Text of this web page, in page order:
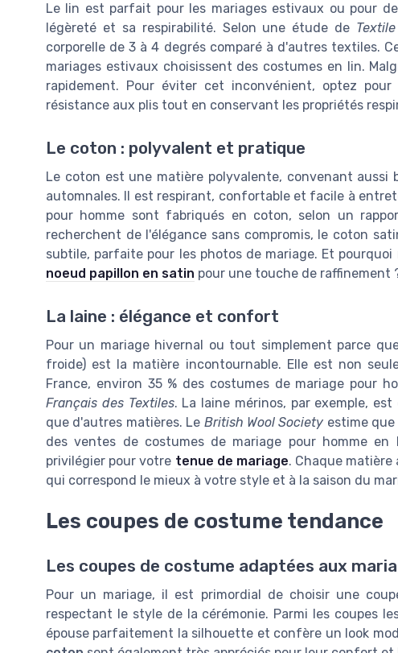
Le lin est parfait pour les mariages estivaux ou pour
légèreté et sa respirabilité. Selon une étude de
corporelle de 3 à 4 degrés comparé à d'autres textiles.
mariages estivaux choisissent des costumes en lin.
rapidement. Pour éviter cet inconvénient, optez
résistance aux plis tout en conservant les propriétés
Le coton : polyvalent et pratique
Le coton est une matière polyvalente, convenant aussi
automnales. Il est respirant, confortable et facile à
pour homme sont fabriqués en coton, selon un
recherchent de l'élégance sans compromis, le coton
subtile, parfaite pour les photos de mariage. Et
noeud papillon en satin pour une touche de raffinement
La laine : élégance et confort
Pour un mariage hivernal ou tout simplement parce
froide) est la matière incontournable. Elle est non
France, environ 35 % des costumes de mariage pour
Français des Textiles. La laine mérinos, par exemple,
que d'autres matières. Le British Wool Society estime
des ventes de costumes de mariage pour homme en
privilégier pour votre tenue de mariage. Chaque
qui correspond le mieux à votre style et à la saison du
Les coupes de costume tendance
Les coupes de costume adaptées aux
Pour un mariage, il est primordial de choisir une
respectant le style de la cérémonie. Parmi les coupes
épouse parfaitement la silhouette et confère un look